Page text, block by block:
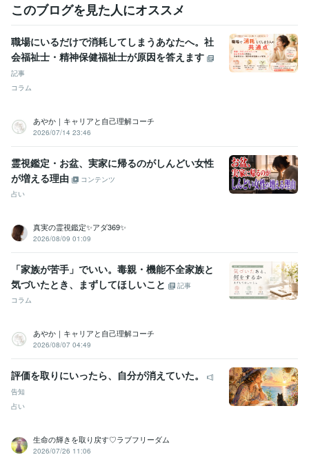
このブログを見た人にオススメ
職場にいるだけで消耗してしまうあなたへ。社
会福祉士・精神保健福祉士が原因を答えます
記事
コラム
あやか｜キャリアと自己理解コーチ
2026/07/14 23:46
霊視鑑定・お盆、実家に帰るのがしんどい女性
が増える理由
コンテンツ
占い
真実の霊視鑑定✨アダ369✨
2026/08/09 01:09
「家族が苦手」でいい。毒親・機能不全家族と
気づいたとき、まずしてほしいこと
記事
コラム
あやか｜キャリアと自己理解コーチ
2026/08/07 04:49
評価を取りにいったら、自分が消えていた。
告知
占い
生命の輝きを取り戻す♡ラブフリーダム
2026/07/26 11:06